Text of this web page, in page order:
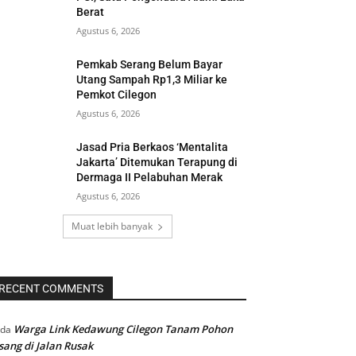
Berat
Agustus 6, 2026
Pemkab Serang Belum Bayar
Utang Sampah Rp1,3 Miliar ke
Pemkot Cilegon
Agustus 6, 2026
Jasad Pria Berkaos ‘Mentalita
Jakarta’ Ditemukan Terapung di
Dermaga II Pelabuhan Merak
Agustus 6, 2026
Muat lebih banyak
COMMENTS
Warga Link Kedawung Cilegon Tanam Pohon
di Jalan Rusak